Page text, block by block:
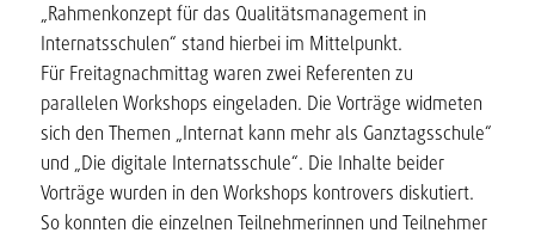
„Rahmenkonzept für das Qualitätsmanagement in
Internatsschulen“ stand hierbei im Mittelpunkt.
Für Freitagnachmittag waren zwei Referenten zu
parallelen Workshops eingeladen. Die Vorträge widmeten
sich den Themen „Internat kann mehr als Ganztagsschule“
und „Die digitale Internatsschule“. Die Inhalte beider
Vorträge wurden in den Workshops kontrovers diskutiert.
So konnten die einzelnen Teilnehmerinnen und Teilnehmer